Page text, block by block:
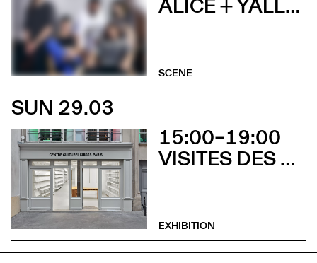
ALICE + YALLA MIKU + DJ SET
SCENE
SUN 29.03
15:00–19:00
VISITES DES EXPOSITIONS ET DÉCOUVERTE DU BÂTIMENT
EXHIBITION